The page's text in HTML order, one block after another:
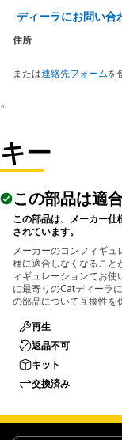
ディーラにお問い合
住所
または連絡先フォームを
。
キー
この部品は適
この部品は、メーカー
されています。
メーカーのコンフィギ
種に適合しなくなること
ィギュレーションでお
に最寄りのCatディーラ
の部品について互換性を
再生
返品不可
キット
交換済み